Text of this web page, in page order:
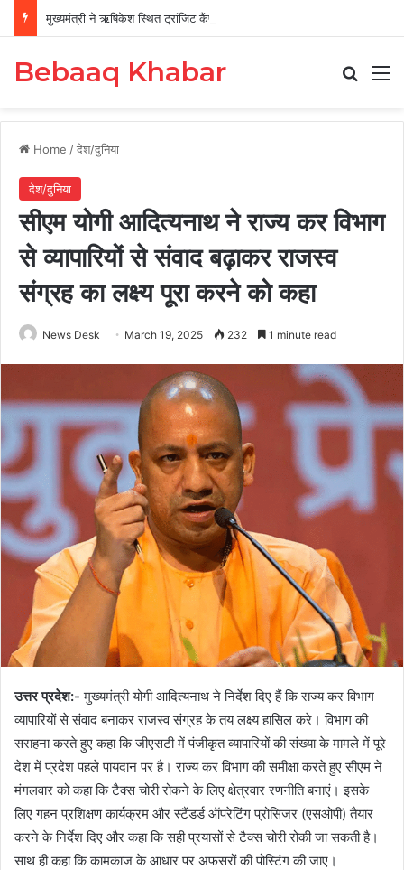
मुख्यमंत्री ने ऋषिकेश स्थित ट्रांजिट कैंप का किया औचक निरीक्षण
Bebaaq Khabar
Home /देश/दुनिया
देश/दुनिया
सीएम योगी आदित्यनाथ ने राज्य कर विभाग
से व्यापारियों से संवाद बढ़ाकर राजस्व
संग्रह का लक्ष्य पूरा करने को कहा
News Desk March 19, 2025 232 1 minute read
उत्तर प्रदेश:-मुख्यमंत्री योगी आदित्यनाथ ने निर्देश दिए हैं कि राज्य कर विभाग
व्यापारियों से संवाद बनाकर राजस्व संग्रह के तय लक्ष्य हासिल करे। विभाग की
सराहना करते हुए कहा कि जीएसटी में पंजीकृत व्यापारियों की संख्या के मामले में पूरे
देश में प्रदेश पहले पायदान पर है। राज्य कर विभाग की समीक्षा करते हुए सीएम ने
मंगलवार को कहा कि टैक्स चोरी रोकने के लिए क्षेत्रवार रणनीति बनाएं। इसके
लिए गहन प्रशिक्षण कार्यक्रम और स्टैंडर्ड ऑपरेटिंग प्रोसिजर (एसओपी) तैयार
करने के निर्देश दिए और कहा कि सही प्रयासों से टैक्स चोरी रोकी जा सकती है।
साथ ही कहा कि कामकाज के आधार पर अफसरों की पोस्टिंग की जाए।